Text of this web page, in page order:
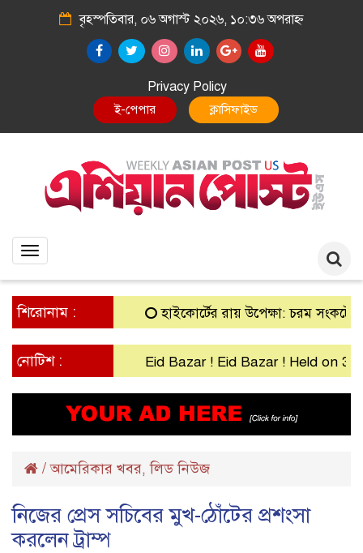
বৃহস্পতিবার, ০৬ অগাস্ট ২০২৬, ১০:৩৬ অপরাহ্ন
Privacy Policy
E-Paper Classified
Toggle
শিরোনাম : হাইকোর্টের রায় উপেক্ষা: চরম সংকটে
নোটিশ : Eid Bazar ! Eid Bazar ! Held on 30th
/আমেরিকার খবর,লিড নিউজ
নিজের প্রেস সচিবের মুখ-ঠোঁটের প্রশংসা
করলেন ট্রাম্প